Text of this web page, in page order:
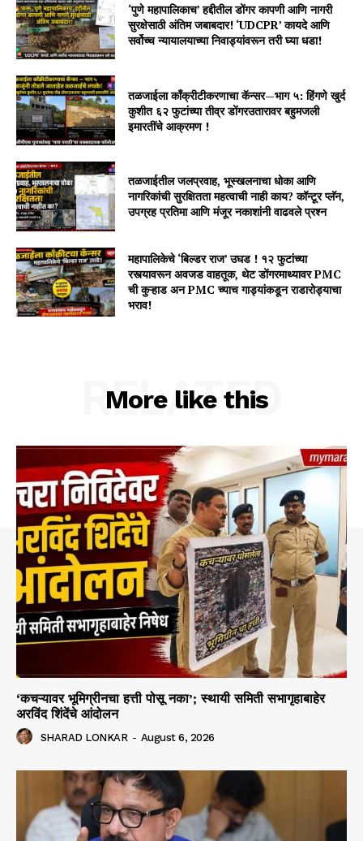
‘पुणे महापालिकाच’ हद्दीतील डोंगर कापणी आणि नागरी
सुरक्षेसाठी अंतिम जबाबदार! ‘UDCPR’ कायदे आणि
सर्वोच्च न्यायालयाच्या निवाड्यांवरून तरी घ्या धडा!
तळजाईला काँक्रीटीकरणाचा कॅन्सर—भाग ५: हिंगणे खुर्द
कुशीत ६२ फुटांच्या तीव्र डोंगरउतारावर बहुमजली
इमारतींचे आक्रमण !
तळजाईतील जलप्रवाह, भूस्खलनाचा धोका आणि
नागरिकांची सुरक्षितता महत्वाची नाही काय? कॉन्टूर प्लॅन,
उपग्रह प्रतिमा आणि मंजूर नकाशांनी वाढवले प्रश्न
महापालिकेचे ‘बिल्डर राज’ उघड ! १२ फुटांच्या
रस्त्यावरून अवजड वाहतूक, थेट डोंगरमाथ्यावर PMC
ची कुऱ्हाड अन PMC च्याच गाड्यांकडून राडारोड्याचा
भराव!
More like this
RELATED
‘कचऱ्यावर भूमिग्रीनचा हत्ती पोसू नका’; स्थायी समिती सभागृहाबाहेर
अरविंद शिंदेंचे आंदोलन
SHARAD LONKAR - August 6, 2026